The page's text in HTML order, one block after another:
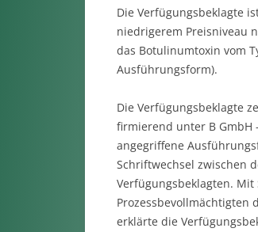
Die Verfügungsbeklagte
niedrigerem Preisniveau
das Botulinumtoxin vom
Ausführungsform).
Die Verfügungsbeklagte
firmierend unter B GmbH
angegriffene
Schriftwechsel zwischen
Verfügungsbeklagten. Mit
Prozessbevollmächtigten
erklärte die